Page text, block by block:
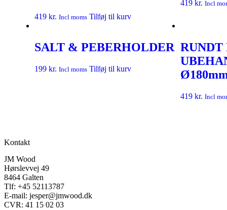
419 kr. Incl moms Tilføj til kurv
419 kr. Incl
SALT & PEBERHOLDER
199 kr. Incl moms Tilføj til kurv
RUNDT
419 kr. Incl
Kontakt
JM Wood
Hørslevvej 49
8464 Galten
Tlf: +45 52113787
E-mail: jesper@jmwood.dk
CVR: 41 15 02 03